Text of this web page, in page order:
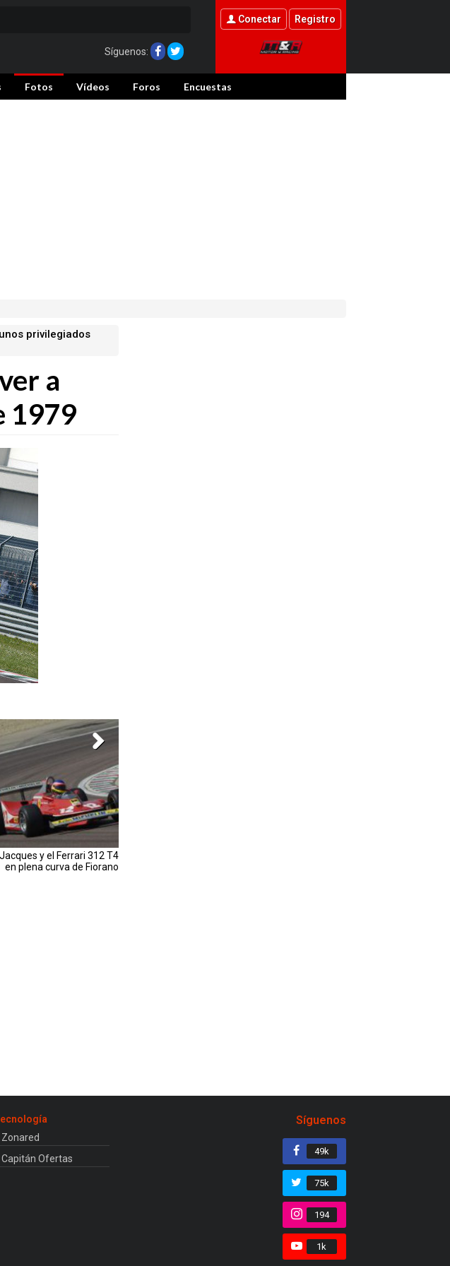
Síguenos:
Conectar Registro
Fotos Vídeos Foros Encuestas
privilegiados
a
1979
Jacques y el Ferrari 312 T4
en plena curva de Fiorano
Zonared
Capitán Ofertas
Síguenos
49k
75k
194
1k